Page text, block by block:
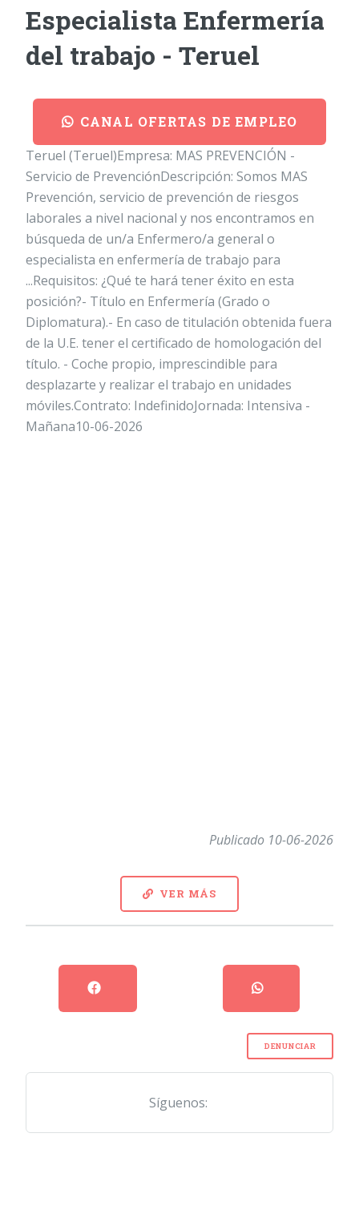
Especialista Enfermería
del trabajo - Teruel
CANAL OFERTAS DE EMPLEO
Teruel (Teruel)Empresa: MAS PREVENCIÓN -
Servicio de PrevenciónDescripción: Somos MAS
Prevención, servicio de prevención de riesgos
laborales a nivel nacional y nos encontramos en
búsqueda de un/a Enfermero/a general o
especialista en enfermería de trabajo para
...Requisitos: ¿Qué te hará tener éxito en esta
posición?- Título en Enfermería (Grado o
Diplomatura).- En caso de titulación obtenida fuera
de la U.E. tener el certificado de homologación del
título. - Coche propio, imprescindible para
desplazarte y realizar el trabajo en unidades
móviles.Contrato: IndefinidoJornada: Intensiva -
Mañana10-06-2026
Publicado 10-06-2026
VER MÁS
DENUNCIAR
Síguenos: